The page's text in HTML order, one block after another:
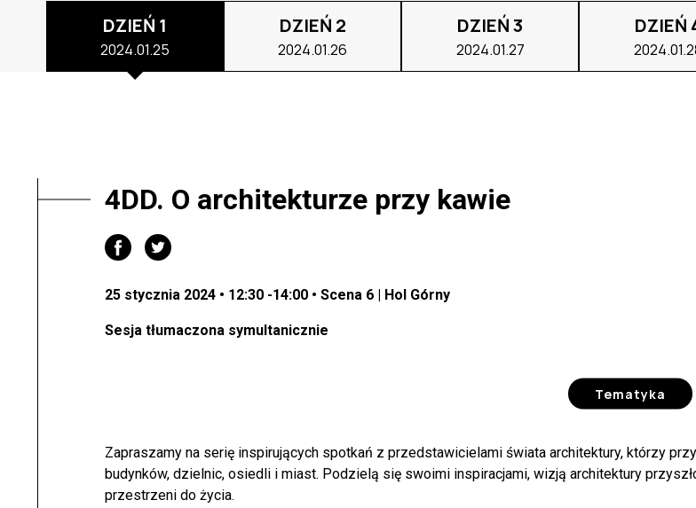
DZIEŃ 1
2024.01.25
DZIEŃ 2
2024.01.26
DZIEŃ 3
2024.01.27
DZIEŃ
4DD. O architekturze przy kawie
25 stycznia 2024 • 12:30 -14:00 • Scena 6 | Hol Górny
Sesja tłumaczona symultanicznie
Tematyka
Zapraszamy na serię inspirujących spotkań z przedstawicielami świata architektury, którzy
budynków, dzielnic, osiedli i miast. Podzielą się swoimi inspiracjami, wizją architektury
przestrzeni do życia.